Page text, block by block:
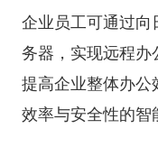
企业员工可通过向
务器，实现远程办
提高企业整体办公
效率与安全性的智